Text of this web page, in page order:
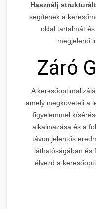
Használj
segítenek a
oldal tartalmát
megjelenő
Záró
A
amely megköveteli a
figyelemmel
alkalmazása és a
távon jelentős
láthatóságában és
élvezd a